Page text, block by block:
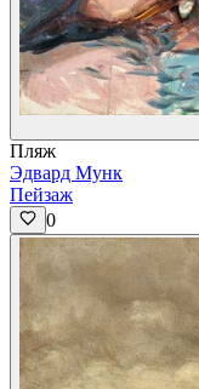
Пляж
Эдвард Мунк
Пейзаж
0